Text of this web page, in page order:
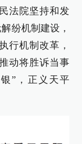
法院坚持和发
纷机制建设，
行机制改革，
动将胜诉当事
”，正义天平